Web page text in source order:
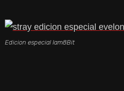
Edicion especial Iam8Bit